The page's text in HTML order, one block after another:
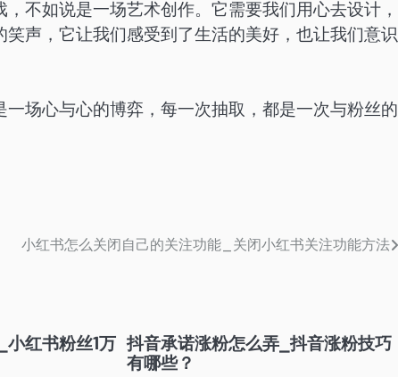
不如说是一场艺术创作。它需要我们用心去设计，
声，它让我们感受到了生活的美好，也让我们意识
场心与心的博弈，每一次抽取，都是一次与粉丝的
小红书怎么关闭自己的关注功能_关闭小红书关注功能方法
小红书粉丝1万 抖音承诺涨粉怎么弄_抖音涨粉技巧
有哪些？